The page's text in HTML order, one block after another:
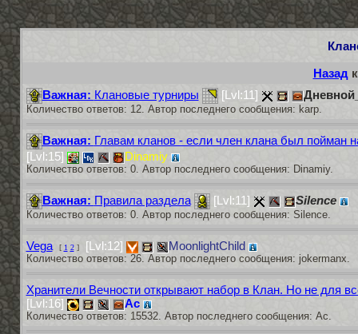
Назад
Важная: Клановые турниры [Lvl:11]
Количество ответов: 12. Автор последнего сообщения: karp.
Важная: Главам кланов - если член клана был пойман
[Lvl:15]
Dinamiy
Количество ответов: 0. Автор последнего сообщения: Dinamiy.
Важная: Правила раздела [Lvl:11] Silence
Количество ответов: 0. Автор последнего сообщения: Silence.
Vega [ 1 2] [Lvl:12] MoonlightChild
Количество ответов: 26. Автор последнего сообщения: jokermanx.
Хранители Вечности открывают набор в Клан. Но не для
[Lvl:16]
Ас
Количество ответов: 15532. Автор последнего сообщения: Ас.